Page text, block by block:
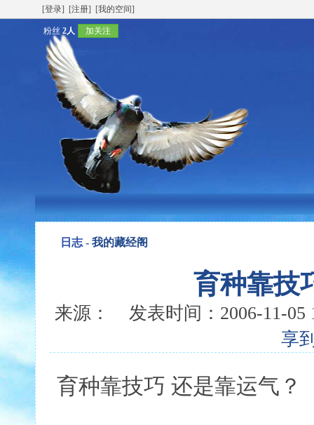
[登录] [注册] [我的空间]
粉丝 2人 加关注
日志 - 我的藏经阁
育种靠技
来源： 发表时间：2006-11-
享
育种靠技巧 还是靠运气？